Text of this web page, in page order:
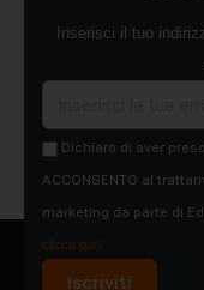
Inserisci il tuo
Dichiaro di aver
ACCONSENTO al
marketing da parte di
clicca qui).
Iscriviti